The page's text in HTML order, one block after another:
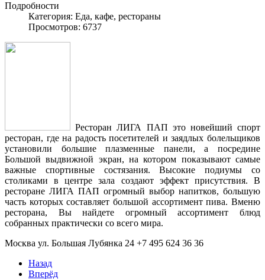
Подробности
Категория: Еда, кафе, рестораны
Просмотров: 6737
Ресторан ЛИГА ПАП это новейший спорт
ресторан, где на радость посетителей и заядлых болельщиков
установили большие плазменные панели, а посредине
Большой выдвижной экран, на котором показывают самые
важные спортивные состязания. Высокие подиумы со
столиками в центре зала создают эффект присутствия. В
ресторане ЛИГА ПАП огромный выбор напитков, большую
часть которых составляет большой ассортимент пива. Вменю
ресторана, Вы найдете огромный ассортимент блюд
собранных практически со всего мира.
Москва ул. Большая Лубянка 24 +7 495 624 36 36
Назад
Вперёд